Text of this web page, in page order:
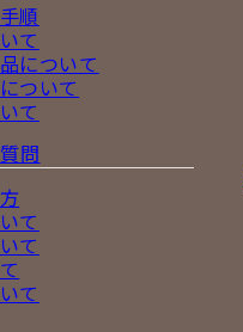
順
て
について
ついて
て
問
て
て
て